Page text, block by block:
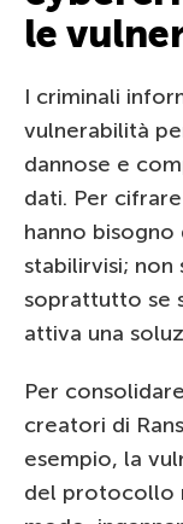
le
I criminali
vulnerabilità
dannose e
dati. Per
hanno
stabilirvisi;
soprattutto se
attiva una
Per
creatori di
esempio, la
del protocollo